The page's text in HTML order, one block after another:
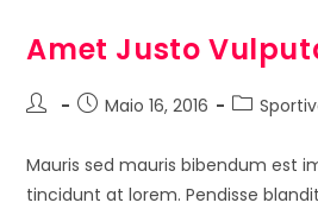
Amet Justo
Maio 16, 2016
Mauris sed mauris bibendum est
tincidunt at lorem. Pendisse